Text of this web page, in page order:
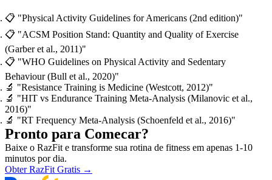
📋 "Physical Activity Guidelines for Americans (2nd edition)"
📋 "ACSM Position Stand: Quantity and Quality of Exercise
(Garber et al., 2011)"
📋 "WHO Guidelines on Physical Activity and Sedentary
Behaviour (Bull et al., 2020)"
🔬 "Resistance Training is Medicine (Westcott, 2012)"
🔬 "HIT vs Endurance Training Meta-Analysis (Milanovic et al.,
2016)"
🔬 "RT Frequency Meta-Analysis (Schoenfeld et al., 2016)"
Pronto para Comecar?
Baixe o RazFit e transforme sua rotina de fitness em apenas 1-10
minutos por dia.
Obter RazFit Gratis →